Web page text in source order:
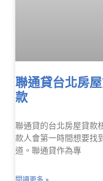
聯通貸台北房
款
聯通貸的台北房屋貸款
款人會第一時間想要找
道。聯通貸作為專